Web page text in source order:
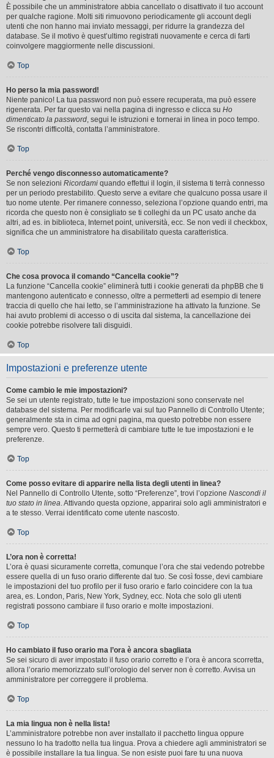
È possibile che un amministratore abbia cancellato o disattivato il tuo account
per qualche ragione. Molti siti rimuovono periodicamente gli account degli
utenti che non hanno mai inviato messaggi, per ridurre la grandezza del
database. Se il motivo è quest’ultimo registrati nuovamente e cerca di farti
coinvolgere maggiormente nelle discussioni.
Top
Ho perso la mia password!
Niente panico! La tua password non può essere recuperata, ma può essere
rigenerata. Per far questo vai nella pagina di ingresso e clicca su Ho
dimenticato la password, segui le istruzioni e tornerai in linea in poco tempo.
Se riscontri difficoltà, contatta l’amministratore.
Top
Perché vengo disconnesso automaticamente?
Se non selezioni Ricordami quando effettui il login, il sistema ti terrà connesso
per un periodo prestabilito. Questo serve a evitare che qualcuno possa usare il
tuo nome utente. Per rimanere connesso, seleziona l’opzione quando entri, ma
ricorda che questo non è consigliato se ti colleghi da un PC usato anche da
altri, ad es. in biblioteca, Internet point, università, ecc. Se non vedi il checkbox,
significa che un amministratore ha disabilitato questa caratteristica.
Top
Che cosa provoca il comando “Cancella cookie”?
La funzione “Cancella cookie” eliminerà tutti i cookie generati da phpBB che ti
mantengono autenticato e connesso, oltre a permetterti ad esempio di tenere
traccia di quello che hai letto, se l’amministrazione ha attivato la funzione. Se
hai avuto problemi di accesso o di uscita dal sistema, la cancellazione dei
cookie potrebbe risolvere tali disguidi.
Top
Impostazioni e preferenze utente
Come cambio le mie impostazioni?
Se sei un utente registrato, tutte le tue impostazioni sono conservate nel
database del sistema. Per modificarle vai sul tuo Pannello di Controllo Utente;
generalmente sta in cima ad ogni pagina, ma questo potrebbe non essere
sempre vero. Questo ti permetterà di cambiare tutte le tue impostazioni e le
preferenze.
Top
Come posso evitare di apparire nella lista degli utenti in linea?
Nel Pannello di Controllo Utente, sotto “Preferenze”, trovi l’opzione Nascondi il
tuo stato in linea. Attivando questa opzione, apparirai solo agli amministratori e
a te stesso. Verrai identificato come utente nascosto.
Top
L’ora non è corretta!
L’ora è quasi sicuramente corretta, comunque l’ora che stai vedendo potrebbe
essere quella di un fuso orario differente dal tuo. Se così fosse, devi cambiare
le impostazioni del tuo profilo per il fuso orario e farlo coincidere con la tua
area, es. London, Paris, New York, Sydney, ecc. Nota che solo gli utenti
registrati possono cambiare il fuso orario e molte impostazioni.
Top
Ho cambiato il fuso orario ma l’ora è ancora sbagliata
Se sei sicuro di aver impostato il fuso orario corretto e l’ora è ancora scorretta,
allora l’orario memorizzato sull’orologio del server non è corretto. Avvisa un
amministratore per correggere il problema.
Top
La mia lingua non è nella lista!
L’amministratore potrebbe non aver installato il pacchetto lingua oppure
nessuno lo ha tradotto nella tua lingua. Prova a chiedere agli amministratori se
è possibile installare la tua lingua. Se non esiste puoi fare tu una nuova